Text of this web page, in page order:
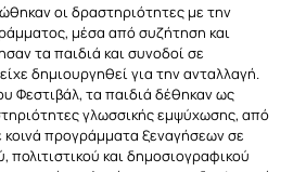
οι δραστηριότητες με την
μέσα από συζήτηση και
τα παιδιά και συνοδοί σε
δημιουργηθεί για την ανταλλαγή.
Φεστιβάλ, τα παιδιά δέθηκαν ως
γλωσσικής εμψύχωσης, από
προγράμματα ξεναγήσεων σε
πολιτιστικού και δημοσιογραφικού